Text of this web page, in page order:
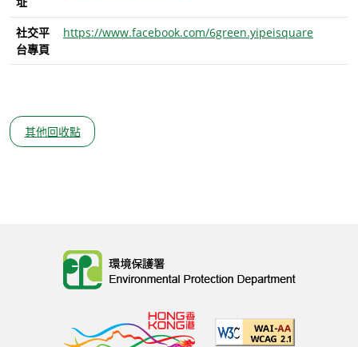
社交平
台專頁
https://www.facebook.com/6green.yipeisquare
其他回收點